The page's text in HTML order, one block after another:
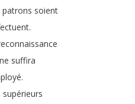
patrons soient
.
ne suffira
.
supérieurs